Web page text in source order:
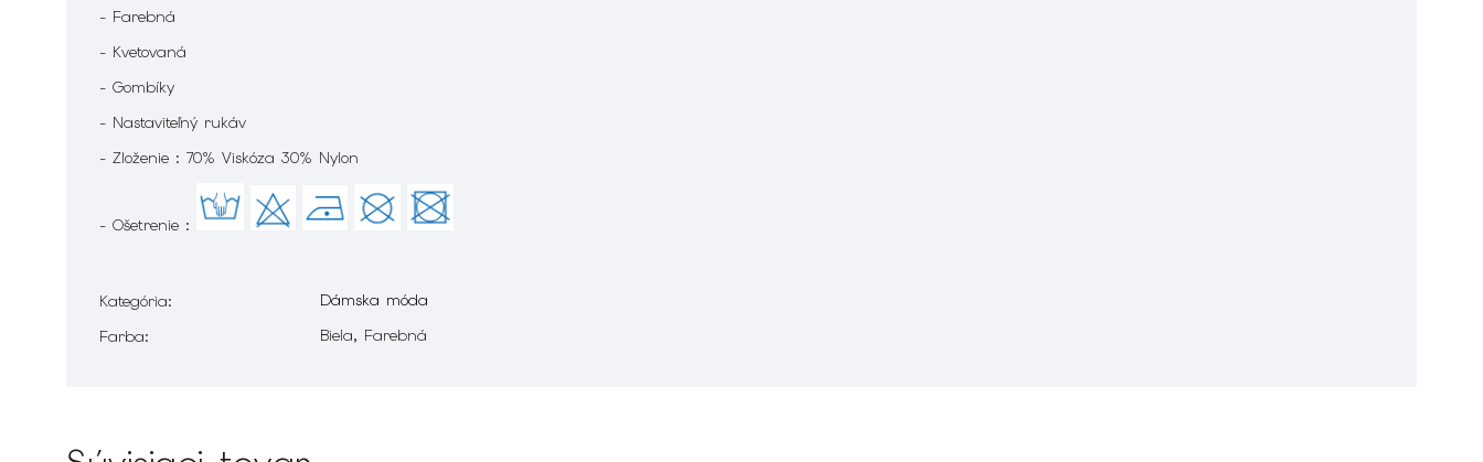
- Farebná
- Kvetovaná
- Gombíky
- Nastaviteľný rukáv
- Zloženie : 70% Viskóza 30% Nylon
- Ošetrenie :
Kategória:
Dámska móda
Farba: Biela, Farebná